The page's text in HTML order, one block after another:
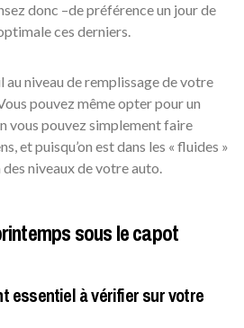
donc –de préférence un jour de
ces derniers.
au niveau de remplissage de votre
pouvez même opter pour un
vous pouvez simplement faire
et puisqu’on est dans les « fluides »
niveaux de votre auto.
sous le capot
essentiel à vérifier sur votre